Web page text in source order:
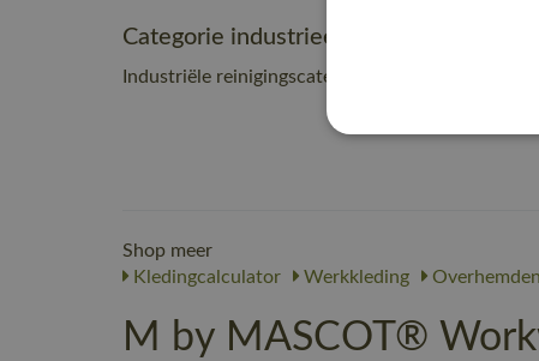
Categorie industrieel onderhoud
Industriële reinigingscategorie C2
Shop meer
Kledingcalculator
Werkkleding Overhemden
M by MASCOT®